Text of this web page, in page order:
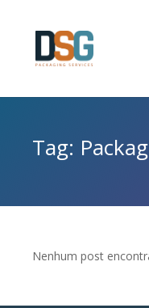
Tag:
Nenhum post